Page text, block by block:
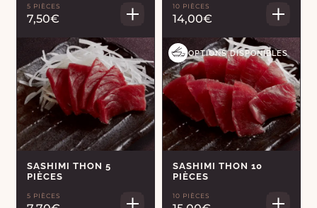
5 PIÈCES
7,50€
10 PIÈCES
14,00€
SASHIMI THON 5
PIÈCES
5 PIÈCES
OPTIONS DISPONIBLES
SASHIMI THON 10
PIÈCES
10 PIÈCES